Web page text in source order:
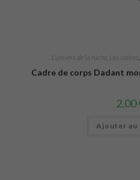
L'univers de la ruche , Les cadres,
Cadre de corps Dadant
2,00
Ajouter au